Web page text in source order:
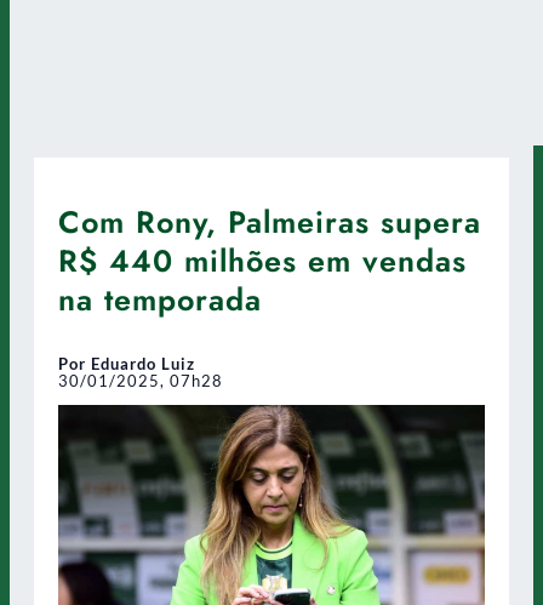
Com Rony, Palmeiras supera
R$ 440 milhões em vendas
na temporada
Por Eduardo Luiz
30/01/2025, 07h28